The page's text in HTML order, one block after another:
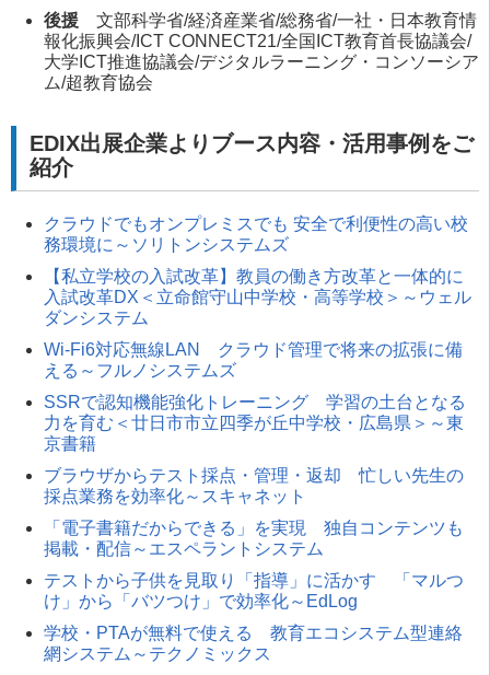
後援 文部科学省/経済産業省/総務省/一社・日本教育情
報化振興会/ICT CONNECT21/全国ICT教育首長協議会/
大学ICT推進協議会/デジタルラーニング・コンソーシア
ム/超教育協会
EDIX出展企業よりブース内容・活用事例をご
紹介
クラウドでもオンプレミスでも 安全で利便性の高い校
務環境に～ソリトンシステムズ
【私立学校の入試改革】教員の働き方改革と一体的に
入試改革DX＜立命館守山中学校・高等学校＞～ウェル
ダンシステム
Wi-Fi6対応無線LAN クラウド管理で将来の拡張に備
える～フルノシステムズ
SSRで認知機能強化トレーニング 学習の土台となる
力を育む＜廿日市市立四季が丘中学校・広島県＞～東
京書籍
ブラウザからテスト採点・管理・返却 忙しい先生の
採点業務を効率化～スキャネット
「電子書籍だからできる」を実現 独自コンテンツも
掲載・配信～エスペラントシステム
テストから子供を見取り「指導」に活かす 「マルつ
け」から「バツつけ」で効率化～EdLog
学校・PTAが無料で使える 教育エコシステム型連絡
網システム～テクノミックス